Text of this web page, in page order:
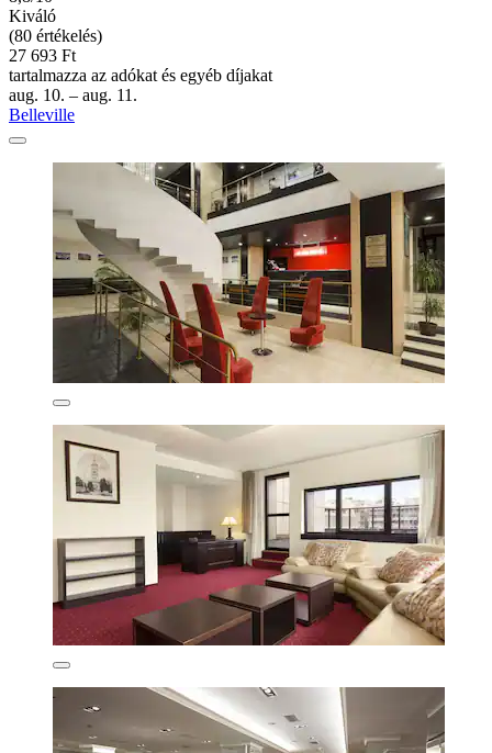
Kiváló
(80 értékelés)
27 693 Ft
tartalmazza az adókat és egyéb díjakat
aug. 10. – aug. 11.
Belleville